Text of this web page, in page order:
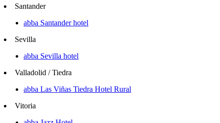
Santander
abba Santander hotel
Sevilla
abba Sevilla hotel
Valladolid / Tiedra
abba Las Viñas Tiedra Hotel Rural
Vitoria